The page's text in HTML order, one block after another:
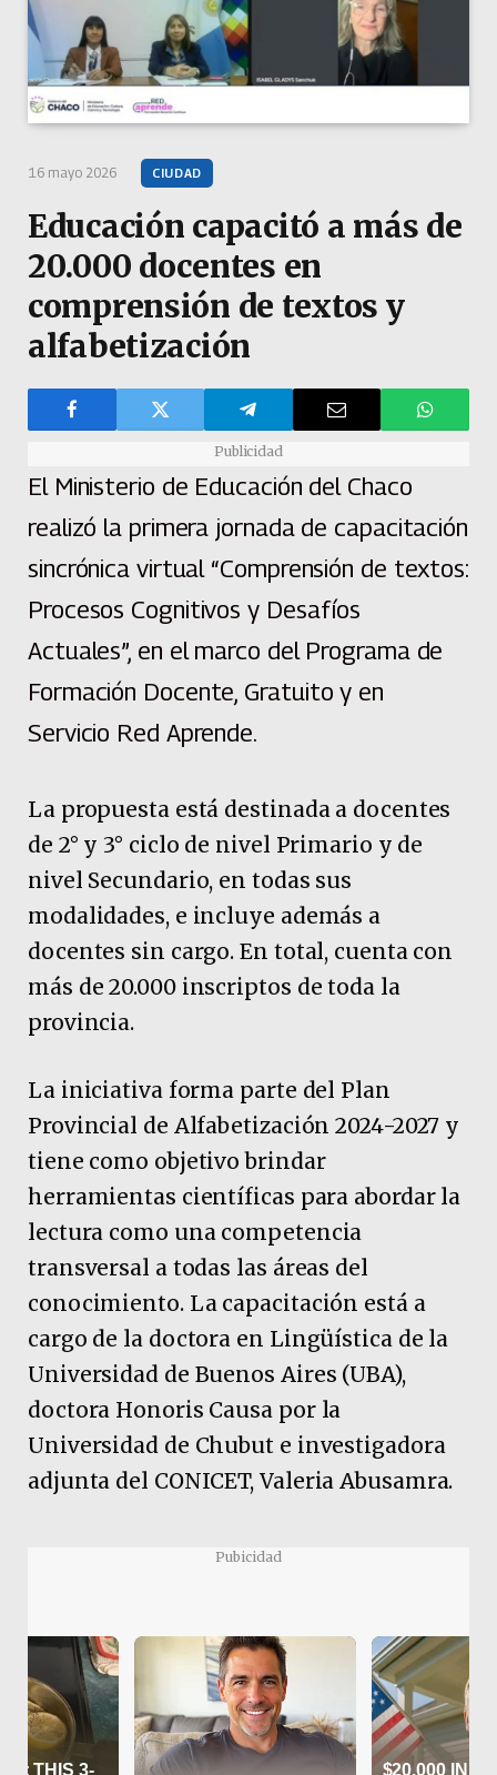
16 mayo 2026 CIUDAD
Educación capacitó a más de
20.000 docentes en
comprensión de textos y
alfabetización
Publicidad
El Ministerio de Educación del Chaco
realizó la primera jornada de capacitación
sincrónica virtual “Comprensión de textos:
Procesos Cognitivos y Desafíos
Actuales”, en el marco del Programa de
Formación Docente, Gratuito y en
Servicio Red Aprende.
La propuesta está destinada a docentes
de 2° y 3° ciclo de nivel Primario y de
nivel Secundario, en todas sus
modalidades, e incluye además a
docentes sin cargo. En total, cuenta con
más de 20.000 inscriptos de toda la
provincia.
La iniciativa forma parte del Plan
Provincial de Alfabetización 2024-2027 y
tiene como objetivo brindar
herramientas científicas para abordar la
lectura como una competencia
transversal a todas las áreas del
conocimiento. La capacitación está a
cargo de la doctora en Lingüística de la
Universidad de Buenos Aires (UBA),
doctora Honoris Causa por la
Universidad de Chubut e investigadora
adjunta del CONICET, Valeria Abusamra.
Pubicidad